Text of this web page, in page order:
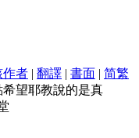
作者 | 翻譯 | 書面 | 简繁
望耶教說的是真